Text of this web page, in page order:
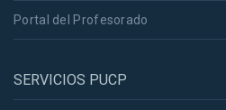
Portal del Profesorado
SERVICIOS PUCP